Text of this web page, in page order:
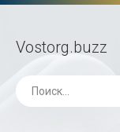
Vostorg.buzz